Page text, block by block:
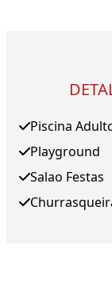
Piscina
Playground
Salao Festas